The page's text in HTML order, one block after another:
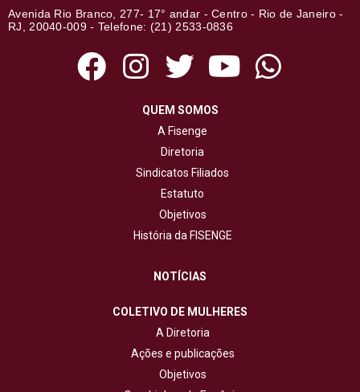
Avenida Rio Branco, 277- 17° andar - Centro - Rio de Janeiro -
RJ, 20040-009 - Telefone: (21) 2533-0836
QUEM SOMOS
A Fisenge
Diretoria
Sindicatos Filiados
Estatuto
Objetivos
História da FISENGE
NOTÍCIAS
COLETIVO DE MULHERES
A Diretoria
Ações e publicações
Objetivos